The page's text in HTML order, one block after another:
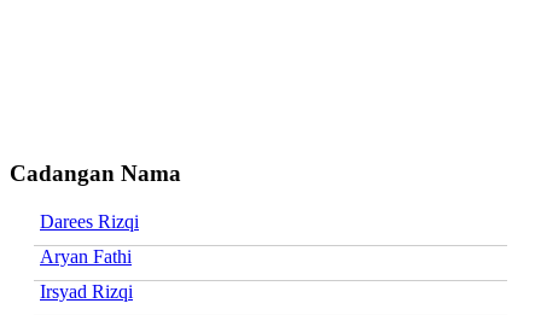
Cadangan Nama
Darees Rizqi
Aryan Fathi
Irsyad Rizqi